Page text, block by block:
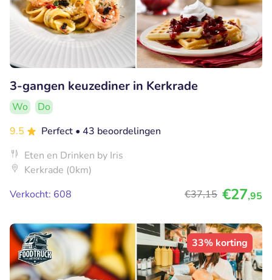
3-gangen keuzediner in Kerkrade
Wo
Do
9.5
Perfect • 43 beoordelingen
Eten en Drinken by Iris
Kerkrade (0km)
Verkocht: 608
€37,15 €27,95
33% korting